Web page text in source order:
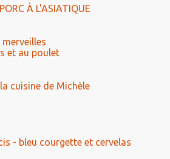
À L'ASIATIQUE
et au poulet
cuisine de Michèle
- bleu courgette et cervelas